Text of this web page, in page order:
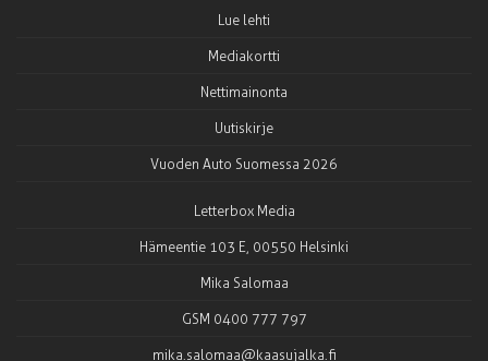
Lue lehti
Mediakortti
Nettimainonta
Uutiskirje
Vuoden Auto Suomessa 2026
Letterbox Media
Hämeentie 103 E, 00550 Helsinki
Mika Salomaa
GSM 0400 777 797
mika.salomaa@kaasujalka.fi